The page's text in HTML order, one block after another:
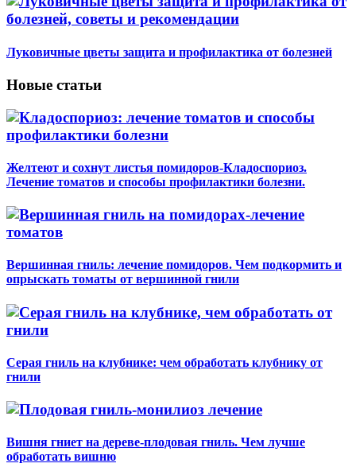
Луковичные цветы защита и профилактика от болезней
Новые статьи
Желтеют и сохнут листья помидоров-Кладоспориоз.
Лечение томатов и способы профилактики болезни.
Вершинная гниль: лечение помидоров. Чем подкормить и
опрыскать томаты от вершинной гнили
Серая гниль на клубнике: чем обработать клубнику от
гнили
Вишня гниет на дереве-плодовая гниль. Чем лучше
обработать вишню